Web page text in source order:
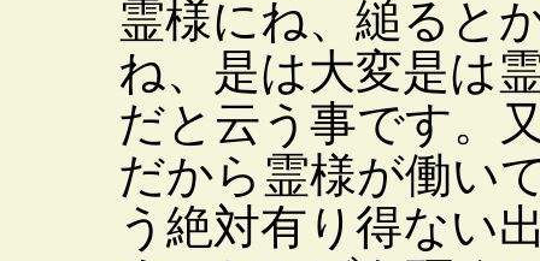
霊様にね、縋ると
ね、是は大変是は
だと云う事です。
だから霊様が働い
う絶対有り得ない